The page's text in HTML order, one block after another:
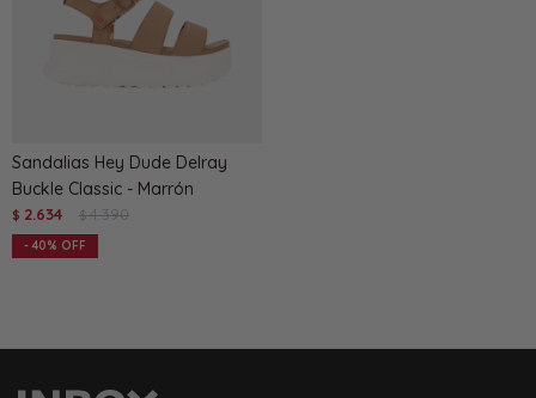
Sandalias Hey Dude Delray
Buckle Classic - Marrón
$ 2.634 $ 4.390
40